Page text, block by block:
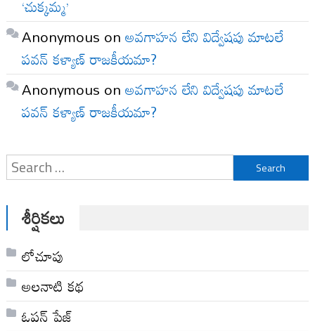
‘చుక్కమ్మ’
Anonymous onఅవగాహన లేని విద్వేషపు మాటలే
పవన్ కళ్యాణ్ రాజకీయమా?
Anonymous onఅవగాహన లేని విద్వేషపు మాటలే
పవన్ కళ్యాణ్ రాజకీయమా?
Search
for:
శీర్షికలు
లోచూపు
అల‌నాటి క‌థ‌
ఓపన్ పేజ్